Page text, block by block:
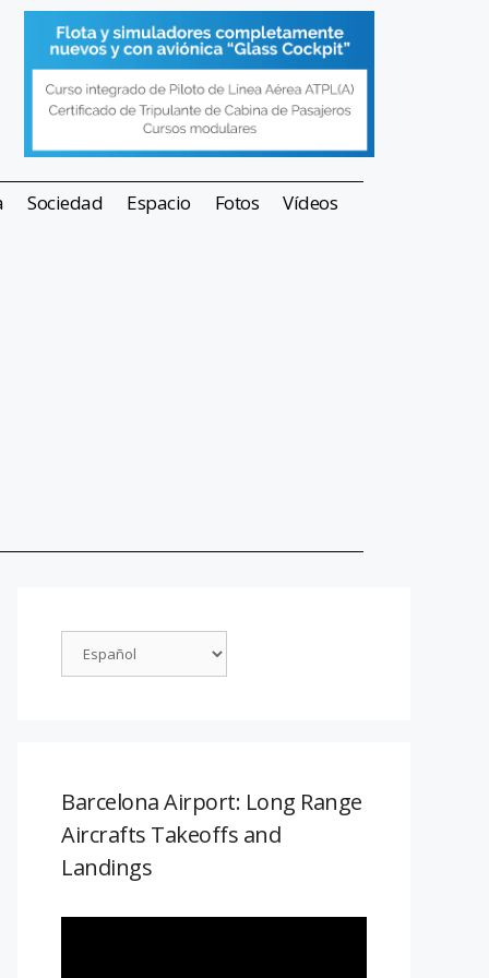
Sociedad Espacio Fotos Vídeos
Barcelona Airport: Long Range
Aircrafts Takeoffs and
Landings